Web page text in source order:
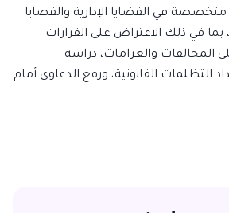
في القضايا الإدارية والقضايا
في ذلك الاعتراض على القرارات
المخالفات والغرامات، دراسة
التظلمات القانونية، ورفع الدعاوى أمام